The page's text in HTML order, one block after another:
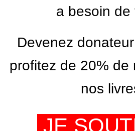
a besoin de
Devenez
profitez de 20% de
nos
JE